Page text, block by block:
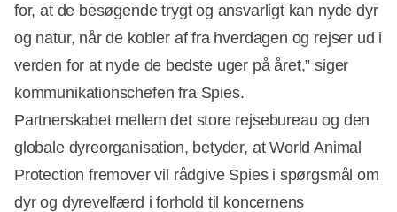
for, at de besøgende trygt og ansvarligt kan nyde dyr
og natur, når de kobler af fra hverdagen og rejser ud i
verden for at nyde de bedste uger på året,” siger
kommunikationschefen fra Spies.
Partnerskabet mellem det store rejsebureau og den
globale dyreorganisation, betyder, at World Animal
Protection fremover vil rådgive Spies i spørgsmål om
dyr og dyrevelfærd i forhold til koncernens